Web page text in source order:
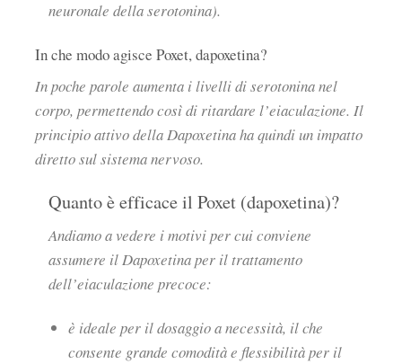
neuronale della serotonina).
In che modo agisce Poxet, dapoxetina?
In poche parole aumenta i livelli di serotonina nel
corpo, permettendo così di ritardare l’eiaculazione. Il
principio attivo della Dapoxetina ha quindi un impatto
diretto sul sistema nervoso.
Quanto è efficace il Poxet (dapoxetina)?
Andiamo a vedere i motivi per cui conviene
assumere il Dapoxetina per il trattamento
dell’eiaculazione precoce:
è ideale per il dosaggio a necessità, il che
consente grande comodità e flessibilità per il